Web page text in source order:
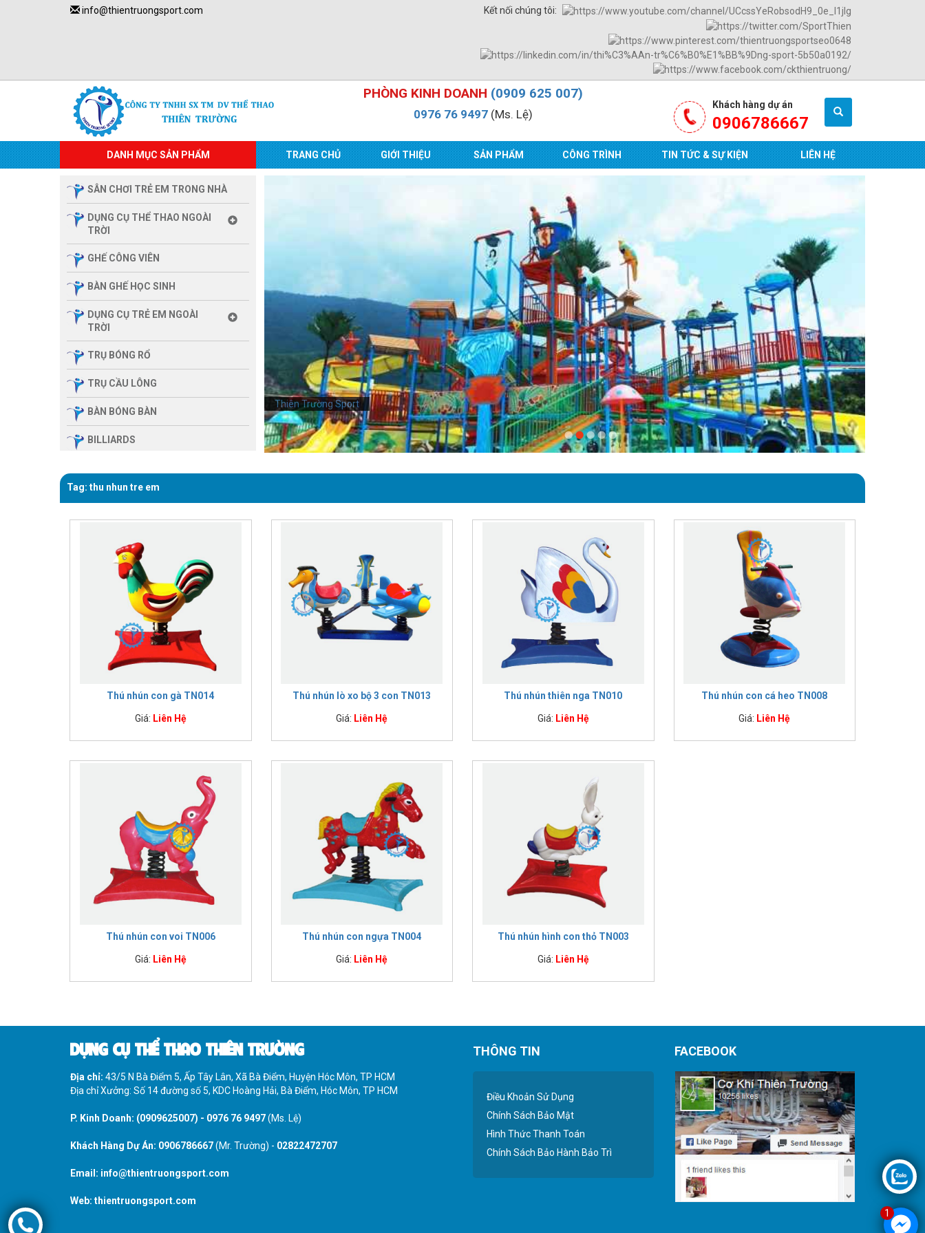
info@thientruongsport.com Kết nối chúng tôi:
PHÒNG KINH DOANH (0909 625 007)
0976 76 9497(Ms. Lệ)
Khách hàng dự án
0906786667
DANH MỤC SẢN PHẨM TRANG CHỦ GIỚI THIỆU SẢN PHẨM CÔNG TRÌNH TIN TỨC & SỰ KIỆN LIÊN HỆ
SÂN CHƠI TRẺ EM TRONG NHÀ
DỤNG CỤ THỂ THAO NGOÀI
TRỜI
GHẾ CÔNG VIÊN
BÀN GHẾ HỌC SINH
DỤNG CỤ TRẺ EM NGOÀI
TRỜI
TRỤ BÓNG RỔ
TRỤ CẦU LÔNG
BÀN BÓNG BÀN
BILLIARDS
ĐÌNH
FITNESS
GIÀN TẬP ĐA NĂNG
THIẾT BỊ PHÒNG GYM
IMPULSE FITNESS
THIẾT BỊ PHÒNG GYM THIÊN
TRƯỜNG
Thiên Trường Sport
Tag: thu nhun tre em
Thú nhún con gà TN014
Giá: Liên Hệ
Thú nhún lò xo bộ 3 con TN013
Giá: Liên Hệ
Thú nhún thiên nga TN010
Giá: Liên Hệ
Thú nhún con cá heo TN008
Giá: Liên Hệ
Thú nhún con voi TN006
Giá: Liên Hệ
Thú nhún con ngựa TN004
Giá: Liên Hệ
Thú nhún hình con thỏ TN003
Giá: Liên Hệ
DỤNG CỤ THỂ THAO THIÊN TRƯỜNG
Địa chỉ: 43/5 N Bà Điểm 5, Ấp Tây Lân, Xã Bà Điểm, Huyện Hóc Môn, TP HCM
Địa chỉ Xưởng: Số 14 đường số 5, KDC Hoàng Hải, Bà Điểm, Hóc Môn, TP HCM
P. Kinh Doanh: (0909625007) - 0976 76 9497(Ms. Lệ)
Khách Hàng Dự Án: 0906786667(Mr. Trường) - 02822472707
Email: info@thientruongsport.com
Web: thientruongsport.com
THÔNG TIN
Điều Khoản Sử Dụng
Chính Sách Bảo Mật
Hình Thức Thanh Toán
Chính Sách Bảo Hành Bảo Trì
FACEBOOK
1